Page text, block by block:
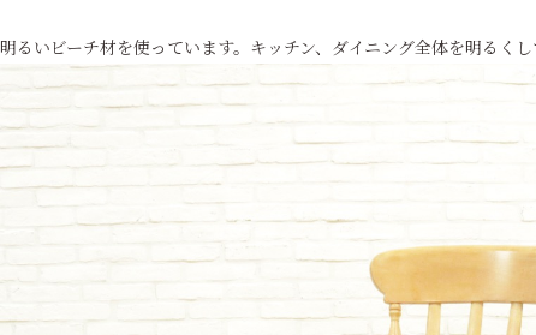
明るいビーチ材を使っています。キッチン、ダイニング全体を明るくし